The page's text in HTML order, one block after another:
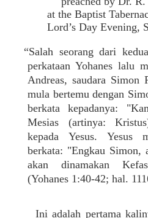
at the Baptist
Lord’s Day Evening,
“Salah seorang dari
perkataan Yohanes lalu
Andreas, saudara Simon
mula bertemu dengan
berkata kepadanya:
Mesias (artinya:
kepada Yesus. Yesus
berkata: "Engkau Simon,
akan dinamakan
(Yohanes 1:40-42; hal.
Ini adalah pertama